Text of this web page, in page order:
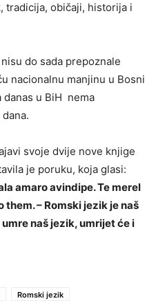
tradicija, običaji, historija i
do sada prepoznale
nacionalnu manjinu u Bosni
danas u BiH nema
svoje dvije nove knjige
je poruku, koja glasi:
amaro avindipe. Te merel
– Romski jezik je naš
naš jezik, umrijet će i
Romski jezik